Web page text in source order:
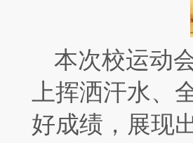
本次校运动
上挥洒汗水
好成绩，展现